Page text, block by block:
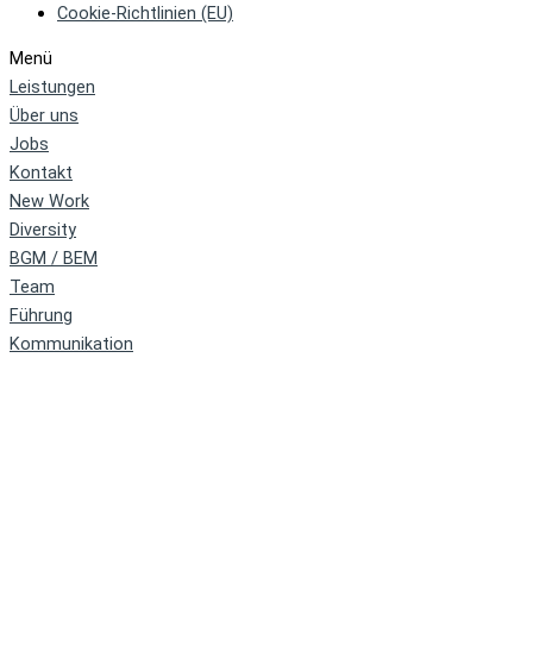
Cookie-Richtlinien (EU)
Menü
Leistungen
Über uns
Jobs
Kontakt
New Work
Diversity
BGM / BEM
Team
Führung
Kommunikation